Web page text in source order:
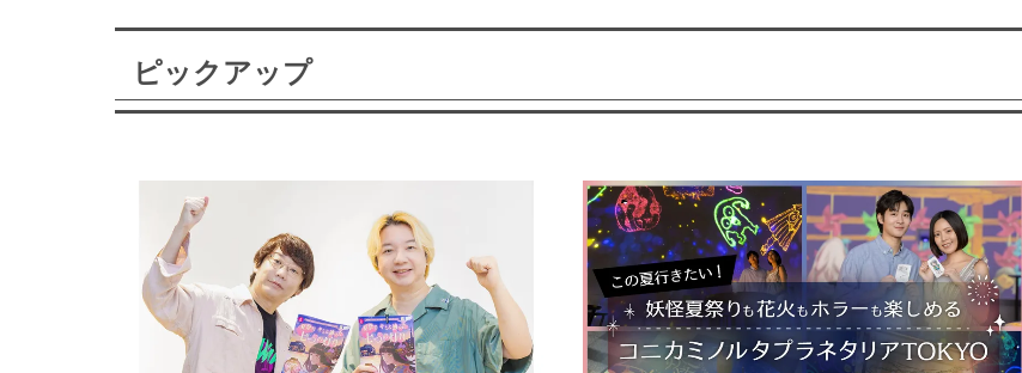
ピックアップ